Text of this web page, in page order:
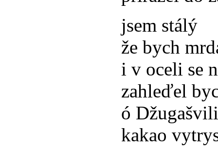
jsem stálý
že bych
i v oceli se
zahleďel
ó Džugašvili
kakao